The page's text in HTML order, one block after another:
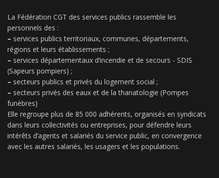
La Fédération CGT des services publics rassemble les
personnels des :
– services publics territoriaux, communes, départements,
régions et leurs établissements ;
– services départementaux d’incendie et de secours - SDIS
(Sapeurs pompiers) ;
– secteurs publics et privés du logement social ;
– secteurs privés des eaux et de la thanatologie (Pompes
funèbres)
Elle regroupe plus de 85 000 adhérents, organisés en syndicats
dans leurs collectivités ou entreprises, pour défendre leurs
intérêts d’agents et salariés du service public, en convergence
avec les autres salariés, les usagers et les populations.